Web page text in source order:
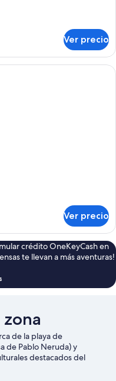
Ver precio
estudio Deluxe | Cocina
Ver precio
crédito OneKeyCash en
te llevan a más aventuras!
de la playa de
de Pablo Neruda) y
destacados del
mientras estás en la